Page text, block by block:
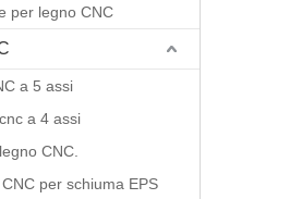
per legno CNC
a 5 assi
a 4 assi
CNC.
per schiuma EPS